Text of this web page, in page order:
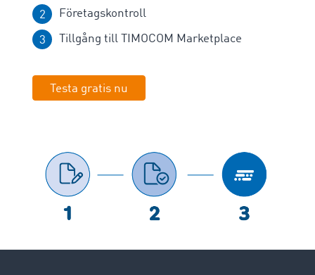
Företagskontroll
Tillgång till TIMOCOM Marketplace
Testa gratis nu